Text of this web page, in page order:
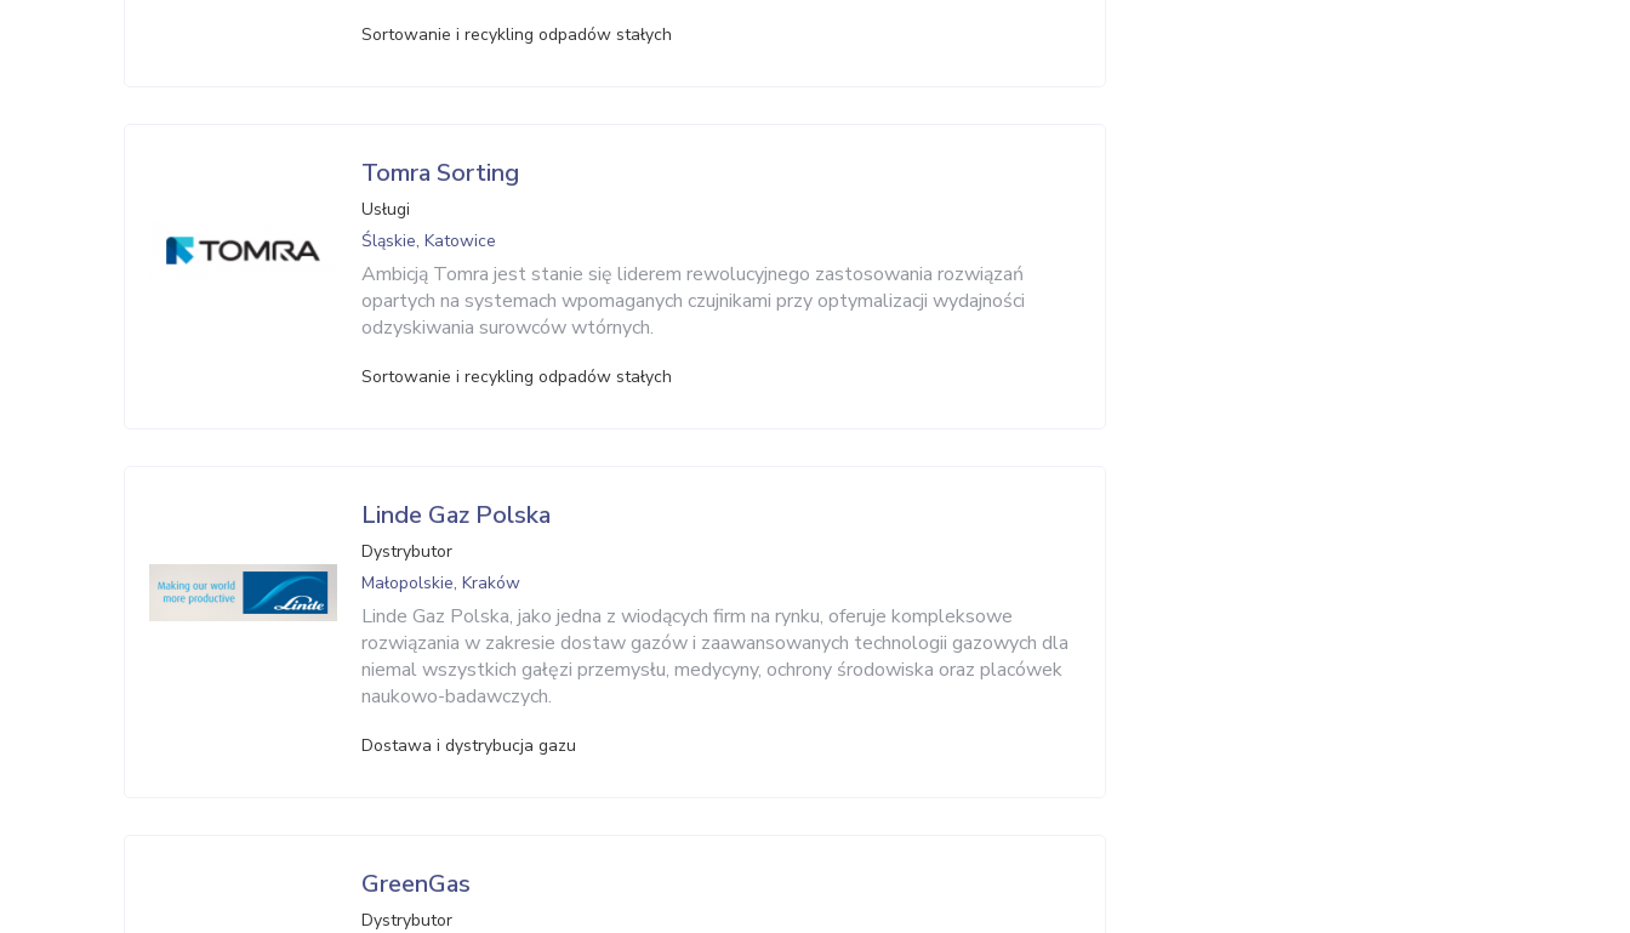
Sortowanie i recykling odpadów stałych
Tomra Sorting
Usługi
Śląskie, Katowice
Ambicją Tomra jest stanie się liderem rewolucyjnego zastosowania rozwiązań
opartych na systemach wpomaganych czujnikami przy optymalizacji wydajności
odzyskiwania surowców wtórnych.
Sortowanie i recykling odpadów stałych
Linde Gaz Polska
Dystrybutor
Małopolskie, Kraków
Linde Gaz Polska, jako jedna z wiodących firm na rynku, oferuje kompleksowe
rozwiązania w zakresie dostaw gazów i zaawansowanych technologii gazowych dla
niemal wszystkich gałęzi przemysłu, medycyny, ochrony środowiska oraz placówek
naukowo-badawczych.
Dostawa i dystrybucja gazu
GreenGas
Dystrybutor